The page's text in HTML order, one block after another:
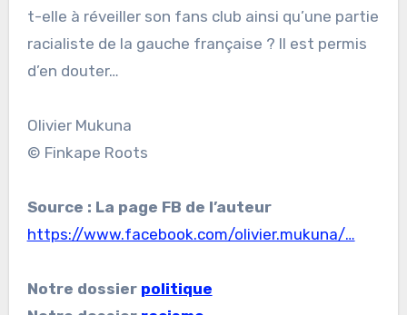
t-elle à réveiller son fans club ainsi qu’une partie
racialiste de la gauche française ? Il est permis
d’en douter…
Olivier Mukuna
© Finkape Roots
Source : La page FB de l’auteur
https://www.facebook.com/olivier.mukuna/…
Notre dossier politique